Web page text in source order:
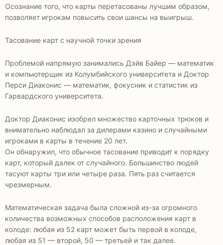
Осознание того, что карты перетасованы лучшим образом,
позволяет игрокам повысить свои шансы на выигрыш.
Тасование карт с научной точки зрения
Проблемой напрямую занимались Дэйв Байер — математик
и компьютерщик из Колумбийского университета и Доктор
Перси Диаконис — математик, фокусник и статистик из
Гарвардского университета.
Доктор Диаконис изобрел множество карточных трюков и
внимательно наблюдал за дилерами казино и случайными
игроками в карты в течение 20 лет.
Он обнаружил, что обычное тасование приводит к порядку
карт, который далек от случайного. Большинство людей
тасуют карты три или четыре раза. Пять раз считается
чрезмерным.
Математическая задача была сложной из-за огромного
количества возможных способов расположения карт в
колоде: любая из 52 карт может быть первой в колоде,
любая из 51 — второй, 50 — третьей и так далее.